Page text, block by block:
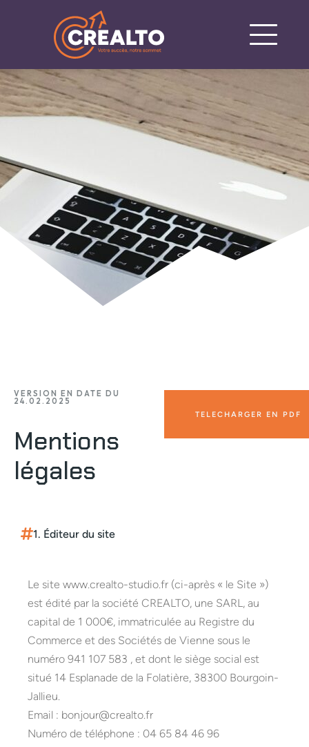
VERSION EN DATE DU
24.02.2025
Mentions
légales
TELECHARGER EN PDF
1. Éditeur du site
Le site www.crealto-studio.fr (ci-après « le Site »)
est édité par la société CREALTO, une SARL, au
capital de 1 000€, immatriculée au Registre du
Commerce et des Sociétés de Vienne sous le
numéro 941 107 583 , et dont le siège social est
situé 14 Esplanade de la Folatière, 38300 Bourgoin-
Jallieu.
Email : bonjour@crealto.fr
Numéro de téléphone : 04 65 84 46 96